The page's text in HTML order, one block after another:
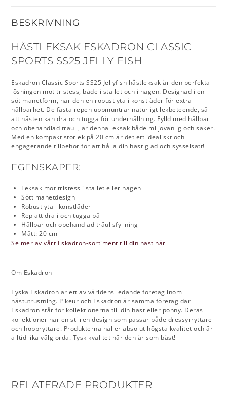
BESKRIVNING
HÄSTLEKSAK ESKADRON CLASSIC
SPORTS SS25 JELLY FISH
Eskadron Classic Sports SS25 Jellyfish hästleksak är den perfekta
lösningen mot tristess, både i stallet och i hagen. Designad i en
söt manetform, har den en robust yta i konstläder för extra
hållbarhet. De fästa repen uppmuntrar naturligt lekbeteende, så
att hästen kan dra och tugga för underhållning. Fylld med hållbar
och obehandlad träull, är denna leksak både miljövänlig och säker.
Med en kompakt storlek på 20 cm är det ett idealiskt och
engagerande tillbehör för att hålla din häst glad och sysselsatt!
EGENSKAPER:
Leksak mot tristess i stallet eller hagen
Sött manetdesign
Robust yta i konstläder
Rep att dra i och tugga på
Hållbar och obehandlad träullsfyllning
Mått: 20 cm
Se mer av vårt Eskadron-sortiment till din häst här
Om Eskadron
Tyska Eskadron är ett av världens ledande företag inom
hästutrustning. Pikeur och Eskadron är samma företag där
Eskadron står för kollektionerna till din häst eller ponny. Deras
kollektioner har en stilren design som passar både dressyrryttare
och hoppryttare. Produkterna håller absolut högsta kvalitet och är
alltid lika välgjorda. Tysk kvalitet när den är som bäst!
RELATERADE PRODUKTER